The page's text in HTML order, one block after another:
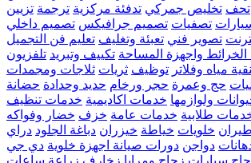
تحف تخليص جمركي تدفئة مركزية ترجمة تزيين
تصفيات تصميم جرافيكس تصميم داخلي
تصوير فني تعبئة وتغليف تعليم فن التجميل
الخرائط واجهزة المساحة تكييف وتبريد تلفزيون
مياه وفلاتر توظيف ثريات ثلاجات ومجمدات
حج وعمرة حجر ورخام حديد وحدادة حضانة
ولوازمها خدمات اكاديمية خدمات تنظيف
طلابية خدمات عامة خزف خضار وفواكه
خلويات خياطة خيزران دباغة الجلود دراي
دواجن دورات صيانة اجهزة خلوية دي جي
سيارات زجاج ومرايا زخارف زراعة ساعات